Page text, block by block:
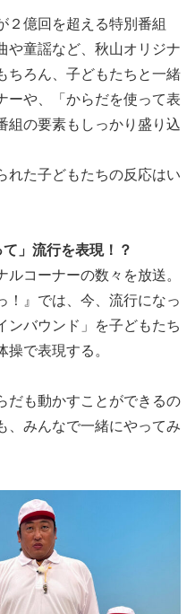
２億回を超える特別番組
や童謡など、秋山オリジナ
ちろん、子どもたちと一緒
ーや、「からだを使って表
組の要素もしっかり盛り込
れた子どもたちの反応はい
」流行を表現！？
コーナーの数々を放送。
！』では、今、流行になっ
ンバウンド」を子どもたち
で表現する。
だも動かすことができるの
、みんなで一緒にやってみ